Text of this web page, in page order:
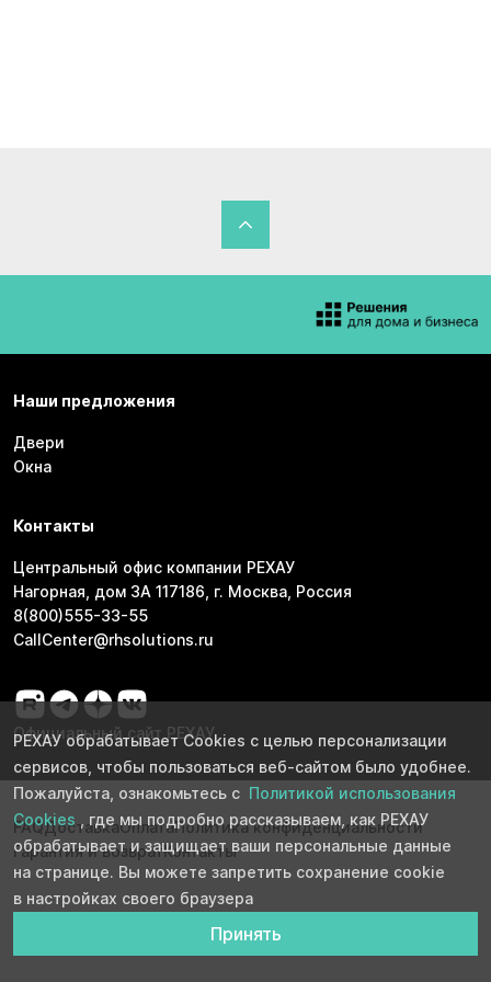
Наши предложения
Двери
Окна
Контакты
Центральный офис компании РЕХАУ
Нагорная, дом 3А 117186, г. Москва, Россия
8(800)555-33-55
CallCenter@rhsolutions.ru
Официальный сайт РЕХАУ
FAQДоставкаОплатаПолитика конфиденциальности
Гарантия и возвратКонтакты
РЕХАУ обрабатывает Cookies с целью персонализации
сервисов, чтобы пользоваться веб-сайтом было удобнее.
Пожалуйста, ознакомьтесь с Политикой использования
Cookies
, где мы подробно рассказываем, как РЕХАУ
обрабатывает и защищает ваши персональные данные
на странице. Вы можете запретить сохранение cookie
в настройках своего браузера
Принять